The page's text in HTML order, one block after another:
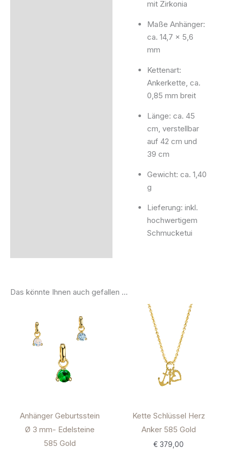
mit Zirkonia
Maße Anhänger:
ca. 14,7 × 5,6
mm
Kettenart:
Ankerkette, ca.
0,85 mm breit
Länge: ca. 45
cm, verstellbar
auf 42 cm und
39 cm
Gewicht: ca. 1,40
g
Lieferung: inkl.
hochwertigem
Schmucketui
Das könnte Ihnen auch gefallen …
Anhänger Geburtsstein
Ø 3 mm- Edelsteine
585 Gold
Kette Schlüssel Herz
Anker 585 Gold
€ 379,00